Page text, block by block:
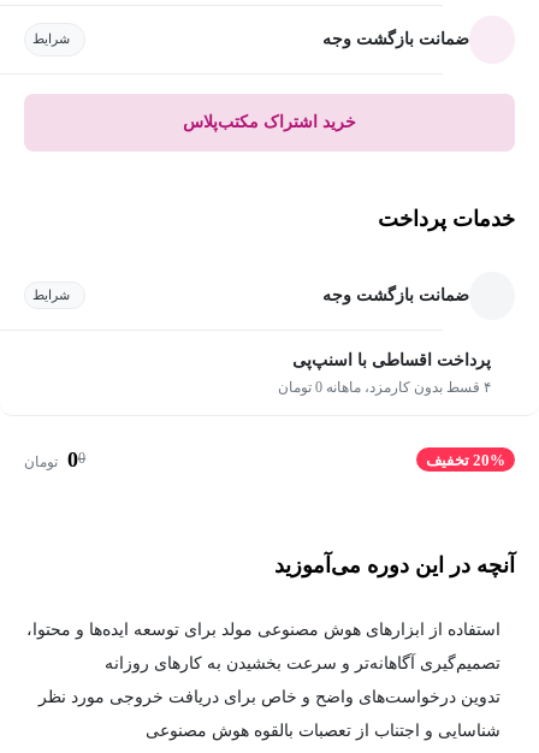
ضمانت بازگشت وجه شرایط
خرید اشتراک مکتب‌پلاس
خدمات پرداخت
ضمانت بازگشت وجه شرایط
پرداخت اقساطی با اسنپ‌پی
۴ قسط بدون کارمزد، ماهانه 0 تومان
20% تخفیف 0
0 تومان
آنچه در این دوره می‌آموزید
استفاده از ابزارهای هوش مصنوعی مولد برای توسعه ایده‌ها و محتوا،
تصمیم‌گیری آگاهانه‌تر و سرعت بخشیدن به کارهای روزانه
تدوین درخواست‌های واضح و خاص برای دریافت خروجی مورد نظر
شناسایی و اجتناب از تعصبات بالقوه هوش مصنوعی